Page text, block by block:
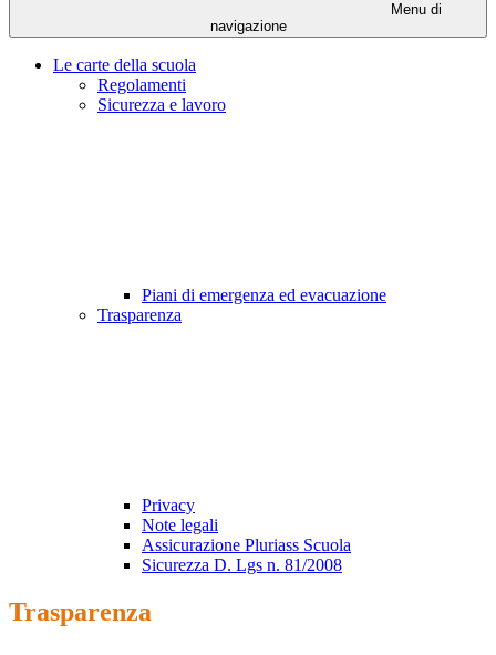
Menu di
navigazione
Le carte della scuola
Regolamenti
Sicurezza e lavoro
Piani di emergenza ed evacuazione
Trasparenza
Privacy
Note legali
Assicurazione Pluriass Scuola
Sicurezza D. Lgs n. 81/2008
Trasparenza